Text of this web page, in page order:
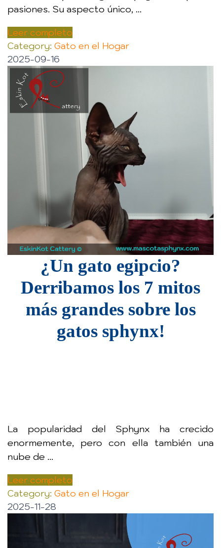
pasiones. Su aspecto único, ...
Leer completo
Category: Gato en el Hogar
2025-09-16
¿Un gato egipcio?
Derribamos los 7 mitos
más grandes sobre los
gatos sphynx!
La popularidad del Sphynx ha crecido
enormemente, pero con ella también una
nube de ...
Leer completo
Category: Gato en el Hogar
2025-11-28